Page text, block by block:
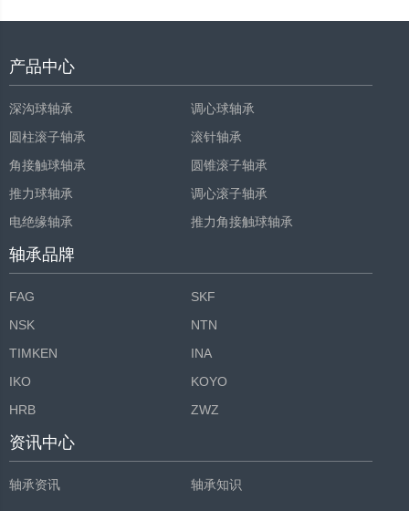
产品中心
深沟球轴承
调心球轴承
圆柱滚子轴承
滚针轴承
角接触球轴承
圆锥滚子轴承
推力球轴承
调心滚子轴承
电绝缘轴承
推力角接触球轴承
轴承品牌
FAG
SKF
NSK
NTN
TIMKEN
INA
IKO
KOYO
HRB
ZWZ
资讯中心
轴承资讯 轴承知识